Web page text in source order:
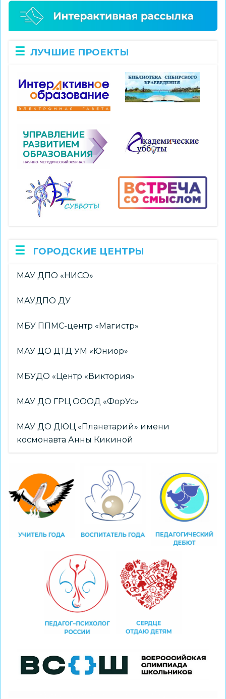
ЛУЧШИЕ ПРОЕКТЫ
ГОРОДСКИЕ ЦЕНТРЫ
МАУ ДПО «НИСО»
МАУДПО ДУ
МБУ ППМС-центр «Магистр»
МАУ ДО ДТД УМ «Юниор»
МБУДО «Центр «Виктория»
МАУ ДО ГРЦ ОООД «ФорУс»
МАУ ДО ДЮЦ «Планетарий» имени
космонавта Анны Кикиной